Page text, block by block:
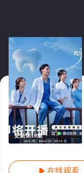
更新第19集
 在线观看